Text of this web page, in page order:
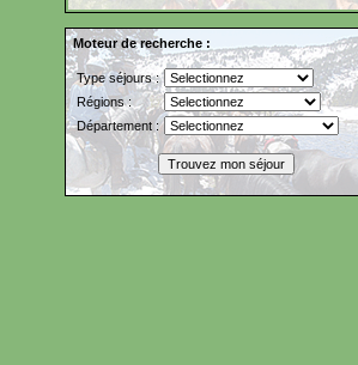
Moteur de recherche :
Type séjours :
Régions :
Département :